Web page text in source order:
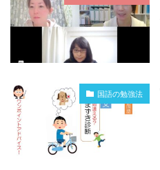
国語の勉強法